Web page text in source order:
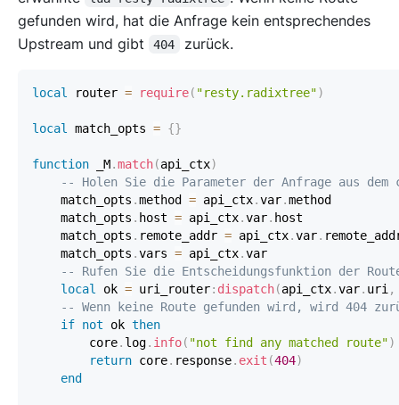
gefunden wird, hat die Anfrage kein entsprechendes
Upstream und gibt
404 zurück.
local router = require( "resty.radixtree")
local match_opts = {}
function _M.match(api_ctx)
-- Holen Sie die Parameter der Anfrage aus
    match_opts
.method = api_ctx.var.
    match_opts
. host = api_ctx.var.
    match_opts
. remote_addr = api_ctx.var.
    match_opts
.vars = api_ctx.
-- Rufen Sie die Entscheidungsfunktion der
local
ok = uri_router: dispatch(api_ctx.var. uri ,
-- Wenn keine Route gefunden wird, wird 404
if not ok then
        core
. log. info( "not find any matched route")
return core. response. exit (404)
end